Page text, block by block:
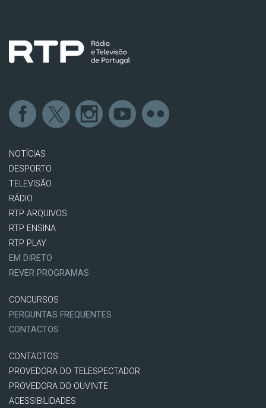
NOTÍCIAS
DESPORTO
TELEVISÃO
RÁDIO
RTP ARQUIVOS
RTP ENSINA
RTP PLAY
EM DIRETO
REVER PROGRAMAS
CONCURSOS
PERGUNTAS FREQUENTES
CONTACTOS
CONTACTOS
PROVEDORA DO TELESPECTADOR
PROVEDORA DO OUVINTE
ACESSIBILIDADES